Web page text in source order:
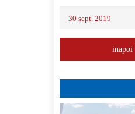
30 sept. 2019
inapoi